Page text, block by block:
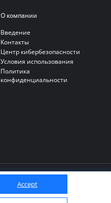
Accept
О компании
Введение
Контакты
Центр кибербезопасности
Условия использования
Политика
конфиденциальности